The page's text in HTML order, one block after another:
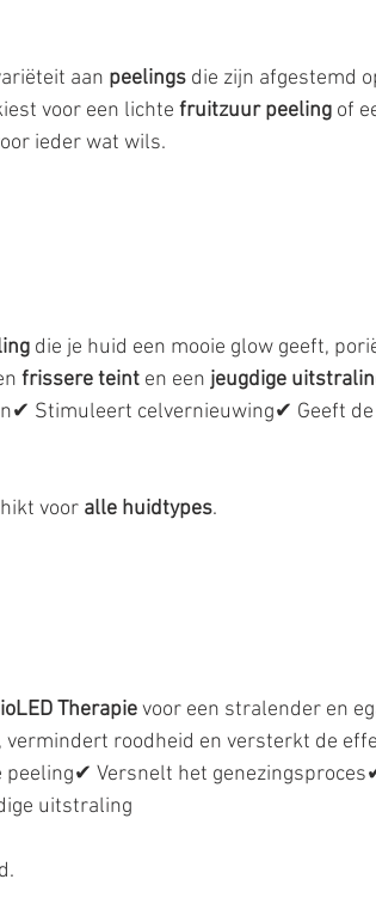
aan peelings die zijn afgestemd
voor een lichte fruitzuur peeling of
ieder wat wils.
die je huid een mooie glow geeft,
frissere teint en een jeugdige
Stimuleert celvernieuwing✔ Geeft de
voor alle huidtypes.
Therapie voor een stralender en
roodheid en versterkt de
Versnelt het
uitstraling